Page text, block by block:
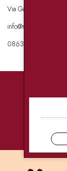
Via Garibaldi 136
info@marynda.com
08631871946
PAGAMENTI